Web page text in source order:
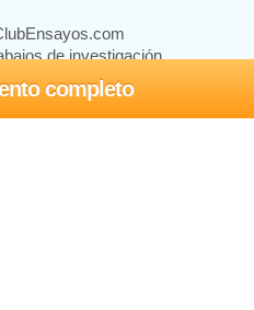
completo
de investigación